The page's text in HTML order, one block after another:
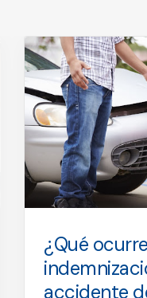
¿Qué
accidente